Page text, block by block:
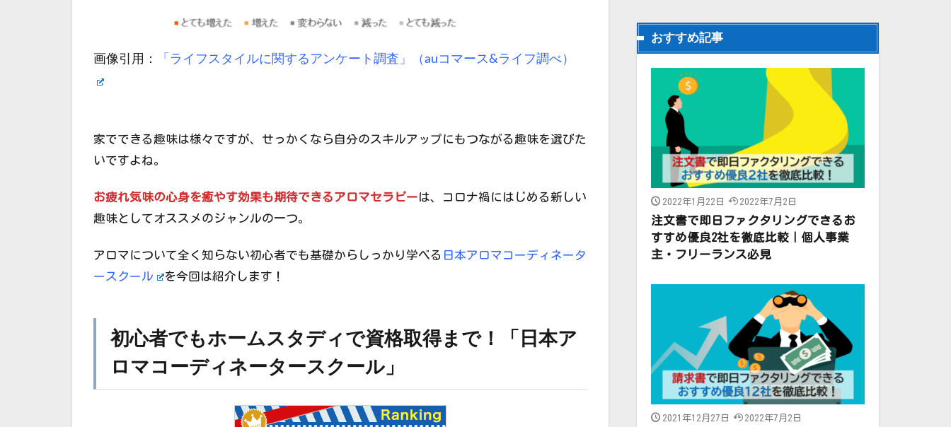
画像引用： 「ライフスタイルに関するアンケート調査」（auコマース&ライフ調べ）
家でできる趣味は様々ですが、せっかくなら自分のスキルアップにもつながる趣味を選びた
いですよね。
お疲れ気味の心身を癒やす効果も期待できるアロマセラピーは、コロナ禍にはじめる新しい
趣味としてオススメのジャンルの一つ。
アロマについて全く知らない初心者でも基礎からしっかり学べる 日本アロマコーディネータ
ースクール
を今回は紹介します！
初心者でもホームスタディで資格取得まで！「日本ア
ロマコーディネータースクール」
おすすめ記事
2022年1月22日 2022年7月2日
注文書で即日ファクタリングできるお
すすめ優良2社を徹底比較｜個人事業
主・フリーランス必見
2021年12月27日 2022年7月2日